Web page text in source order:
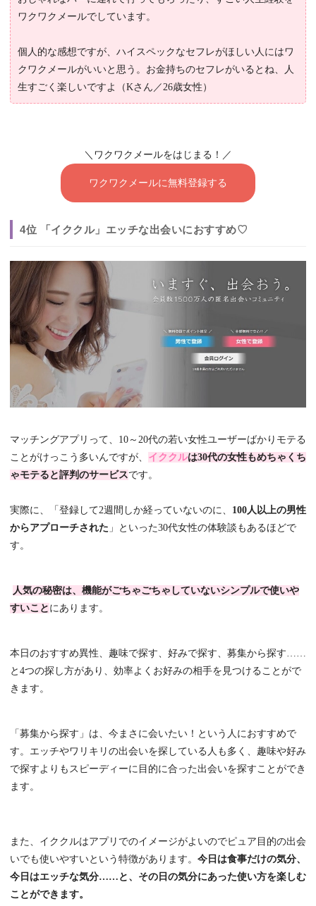
ワクワクメールでしています。
個人的な感想ですが、ハイスペックなセフレがほしい人にはワ
クワクメールがいいと思う。お金持ちのセフレがいるとね、人
生すごく楽しいですよ（Kさん／26歳女性）
＼ワクワクメールをはじまる！／
ワクワクメールに無料登録する
4位 「イククル」エッチな出会いにおすすめ♡
マッチングアプリって、10～20代の若い女性ユーザーばかりモテる
ことがけっこう多いんですが、 イククルは30代の女性もめちゃくち
ゃモテると評判のサービスです。
実際に、「登録して2週間しか経っていないのに、 100人以上の男性
からアプローチされた 」といった30代女性の体験談もあるほどで
す。
人気の秘密は、機能がごちゃごちゃしていないシンプルで使いや
すいこと にあります。
本日のおすすめ異性、趣味で探す、好みで探す、募集から探す……
と4つの探し方があり、効率よくお好みの相手を見つけることがで
きます。
「募集から探す」は、今まさに会いたい！という人におすすめで
す。エッチやワリキリの出会いを探している人も多く、趣味や好み
で探すよりもスピーディーに目的に合った出会いを探すことができ
ます。
また、イククルはアプリでのイメージがよいのでピュア目的の出会
いでも使いやすいという特徴があります。 今日は食事だけの気分、
今日はエッチな気分……と、その日の気分にあった使い方を楽しむ
ことができます。